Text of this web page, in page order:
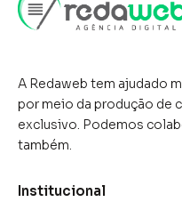
vantagem
forma como é
as ...
A Redaweb tem ajudado
por meio da produção de
exclusivo. Podemos
também.
Institucional